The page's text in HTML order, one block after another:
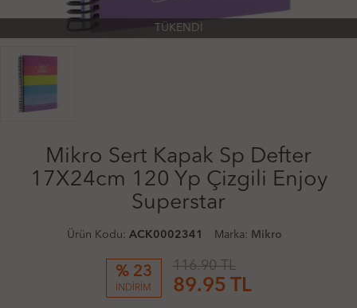
TÜKENDİ
Mikro Sert Kapak Sp Defter
17X24cm 120 Yp Çizgili Enjoy
Superstar
Ürün Kodu: ACK0002341 Marka: Mikro
% 23
İNDİRİM
116.90 TL
89.95 TL